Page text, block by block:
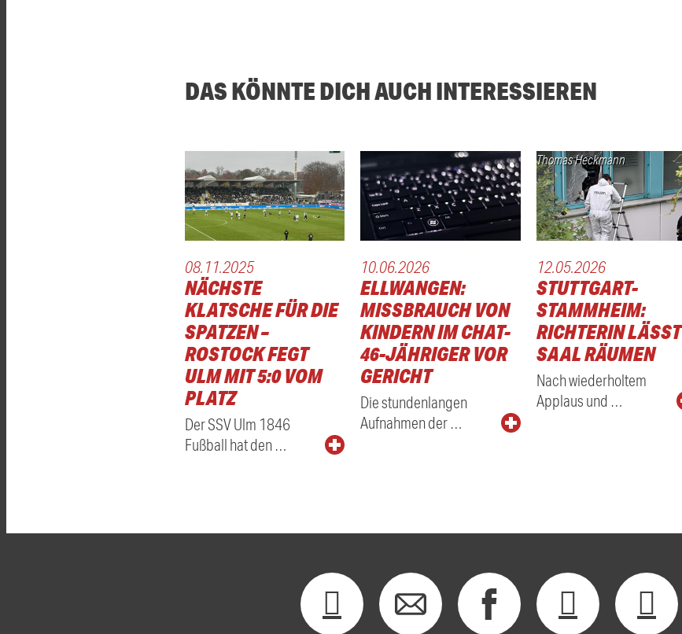
DAS KÖNNTE DICH AUCH INTERESSIEREN
08.11.2025
NÄCHSTE
KLATSCHE FÜR DIE
SPATZEN –
ROSTOCK FEGT
ULM MIT 5:0 VOM
PLATZ
Der SSV Ulm 1846
Fußball hat den …
10.06.2026
ELLWANGEN:
MISSBRAUCH VON
KINDERN IM CHAT-
46-JÄHRIGER VOR
GERICHT
Die stundenlangen
Aufnahmen der …
Thomas Heckmann
12.05.2026
STUTTGART-
STAMMHEIM:
RICHTERIN LÄSST
SAAL RÄUMEN
Nach wiederholtem
Applaus und …